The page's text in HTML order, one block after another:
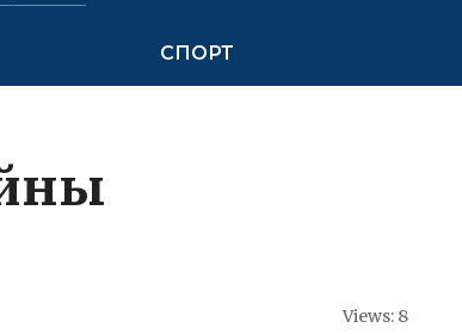
СПОРТ
Views: 8